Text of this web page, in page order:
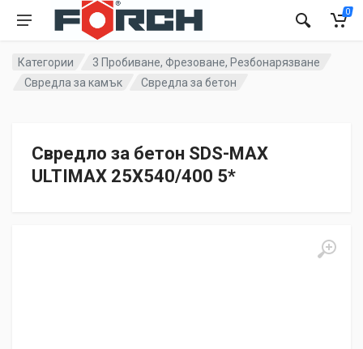
0
Категории
3 Пробиване, Фрезоване, Резбонарязване
Свредла за камък
Свредла за бетон
Свредло за бетон SDS-MAX
ULTIMAX 25X540/400 5*